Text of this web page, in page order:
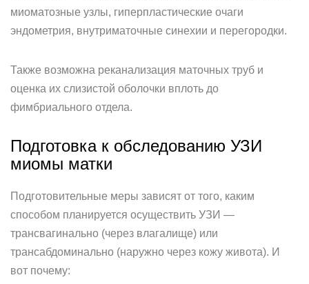
миоматозные узлы, гиперпластические очаги
эндометрия, внутриматочные синехии и перегородки.
Также возможна реканализация маточных труб и
оценка их слизистой оболочки вплоть до
фимбриального отдела.
Подготовка к обследованию УЗИ
миомы матки
Подготовительные меры зависят от того, каким
способом планируется осуществить УЗИ —
трансвагинально (через влагалище) или
трансабдоминально (наружно через кожу живота). И
вот почему: